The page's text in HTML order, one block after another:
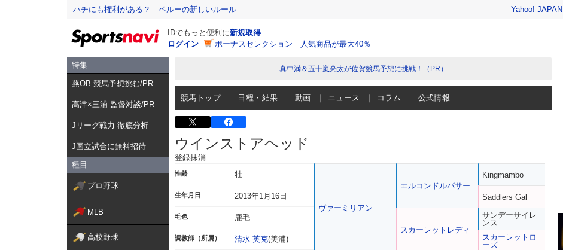
ハチにも権利がある？ ペルーの新しいルール Yahoo! JAPAN
IDでもっと便利に新規取得
ログイン
ボーナスセレクション 人気商品が最大40％
特集
燕OB 競馬予想挑む/PR
髙津×三浦 監督対談/PR
Jリーグ戦力 徹底分析
J国立試合に無料招待
種目
プロ野球
MLB
高校野球
真中満＆五十嵐亮太が佐賀競馬予想に挑戦！（PR）
競馬トップ 日程・結果 動画 ニュース コラム 公式情報
ウインストアヘッド
登録抹消
性齢 牡
生年月日 2013年1月16日
毛色 鹿毛
調教師（所属） 清水 英克(美浦)
ヴァーミリアン
エルコンドルパサー
スカーレットレディ
Kingmambo
Saddlers Gal
サンデーサイレ
ンス
スカーレットロ
ーズ